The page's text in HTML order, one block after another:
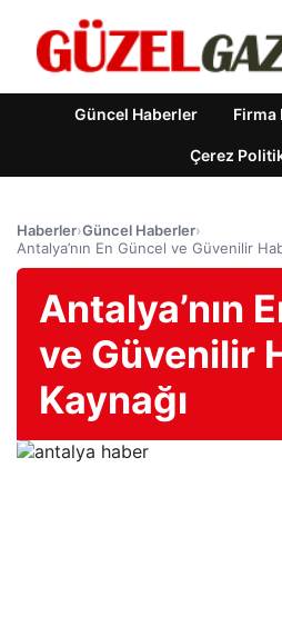
Güncel Haberler Firma
Çerez
Haberler›Güncel Haberler›
Antalya’nın En Güncel ve Güvenilir
Antalya’nın
ve Güvenilir
Kaynağı